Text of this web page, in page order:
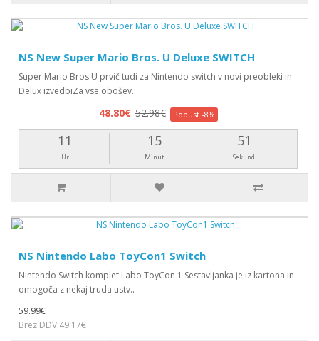
NS New Super Mario Bros. U Deluxe SWITCH
Super Mario Bros U prvič tudi za Nintendo switch v novi preobleki in
Delux izvedbiZa vse obošev..
48.80€ 52.98€ Popust -8%
11
Ur
15
Minut
50
Sekund
NS Nintendo Labo ToyCon1 Switch
Nintendo Switch komplet Labo ToyCon 1 Sestavljanka je iz kartona in
omogoča z nekaj truda ustv..
59.99€
Brez DDV:49.17€